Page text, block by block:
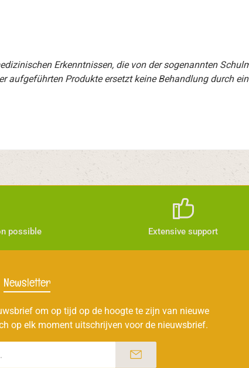
Erkenntnissen, die von der sogenannten
Produkte ersetzt keine Behandlung durch
possible Extensive support
Newsletter
om op tijd op de hoogte te zijn van nieuwe
op elk moment uitschrijven voor de nieuwsbrief.